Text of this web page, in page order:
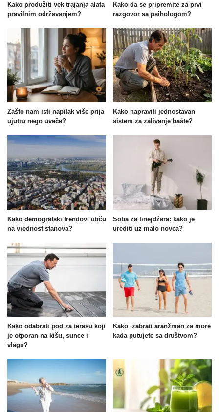
Kako produžiti vek trajanja alata
pravilnim održavanjem?
Kako da se pripremite za prvi
razgovor sa psihologom?
Zašto nam isti napitak više prija
ujutru nego uveče?
Kako napraviti jednostavan
sistem za zalivanje bašte?
Kako demografski trendovi utiču
na vrednost stanova?
Soba za tinejdžera: kako je
urediti uz malo novca?
Kako odabrati pod za terasu koji
je otporan na kišu, sunce i
vlagu?
Kako izabrati aranžman za more
kada putujete sa društvom?